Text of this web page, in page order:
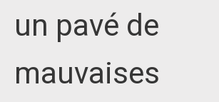
un pavé de
mauvaises